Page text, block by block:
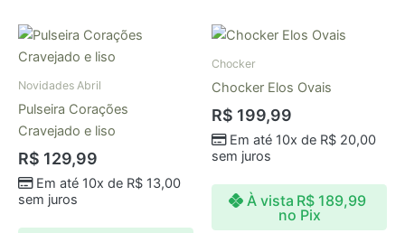
Novidades Abril
Pulseira Corações
Cravejado e liso
R$ 129,99
Em até 10x de R$13,00
sem juros
Chocker
Chocker Elos Ovais
R$ 199,99
Em até 10x de R$20,00
sem juros
À vista R$ 189,99
no Pix